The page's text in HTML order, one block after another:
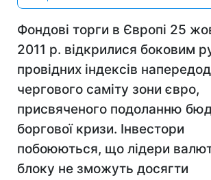
Фондові торги в Європі 25
2011 р. відкрилися боковим
провідних індексів
чергового саміту зони євро,
присвяченого подоланню
боргової кризи. Інвестори
побоюються, що лідери
блоку не зможуть досягти